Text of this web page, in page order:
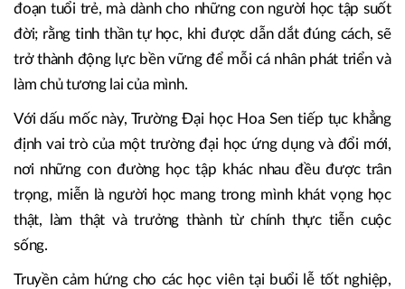
đoạn tuổi trẻ, mà dành cho những con người học tập suốt
đời; rằng tinh thần tự học, khi được dẫn dắt đúng cách, sẽ
trở thành động lực bền vững để mỗi cá nhân phát triển và
làm chủ tương lai của mình.
Với dấu mốc này, Trường Đại học Hoa Sen tiếp tục khẳng
định vai trò của một trường đại học ứng dụng và đổi mới,
nơi những con đường học tập khác nhau đều được trân
trọng, miễn là người học mang trong mình khát vọng học
thật, làm thật và trưởng thành từ chính thực tiễn cuộc
sống.
Truyền cảm hứng cho các học viên tại buổi lễ tốt nghiệp,